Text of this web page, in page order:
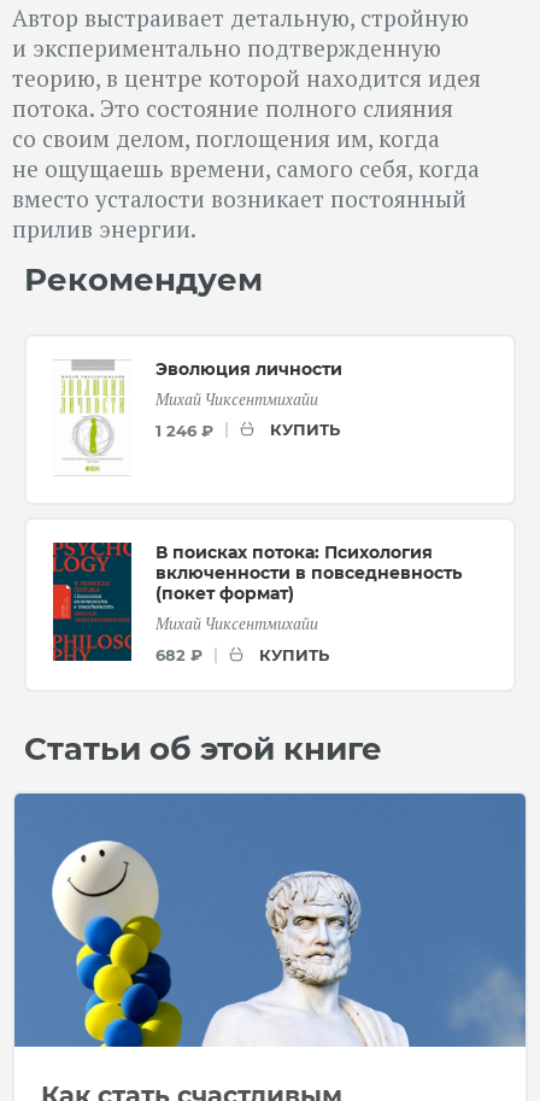
Рекомендуем
Эволюция личности
Михай Чиксентмихайи
1 246 ₽ КУПИТЬ
В поисках потока: Психология
включенности в повседневность
(покет формат)
Михай Чиксентмихайи
682 ₽ КУПИТЬ
Автор выстраивает детальную, стройную
и экспериментально подтвержденную
теорию, в центре которой находится идея
потока. Это состояние полного слияния
со своим делом, поглощения им, когда
не ощущаешь времени, самого себя, когда
вместо усталости возникает постоянный
прилив энергии.
Статьи об этой книге